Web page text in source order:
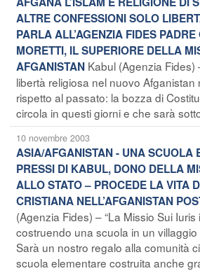
ALTRE CONFESSIONI SOLO
PARLA ALL’AGENZIA FIDES
MORETTI, IL SUPERIORE DELLA
AFGANISTAN Kabul (Agenzia
libertà religiosa nel nuovo
rispetto al passato: la bozza di
circola in questi giorni e che sarà
10 novembre 2003
ASIA/AFGANISTAN - UNA SCUOLA
PRESSI DI KABUL, DONO DELLA
ALLO STATO – PROCEDE LA VITA
CRISTIANA NELL’AFGANISTAN
(Agenzia Fides) – “La Missio Sui
costruendo una scuola in un
Sarà un nostro regalo alla comunità
scuola elementare costruita anche